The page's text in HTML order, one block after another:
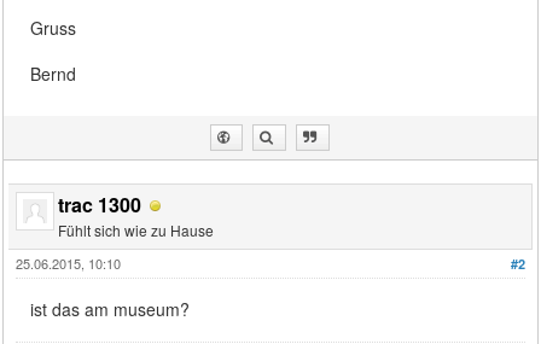
Gruss
Bernd
trac 1300
Fühlt sich wie zu Hause
#2
25.06.2015, 10:10
ist das am museum?